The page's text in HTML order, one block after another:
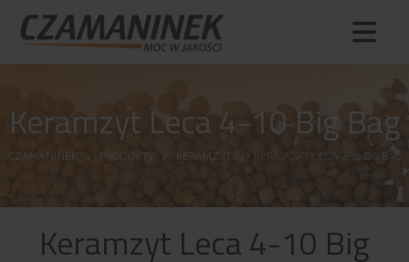
Keramzyt Leca 4-10 Big Bag
CZAMANINEK PRODUKTY KERAMZYT KERAMZYT LECA 4-10 BIG BAG
Keramzyt Leca 4-10 Big